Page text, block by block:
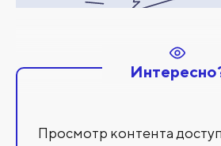
Просмотр контента